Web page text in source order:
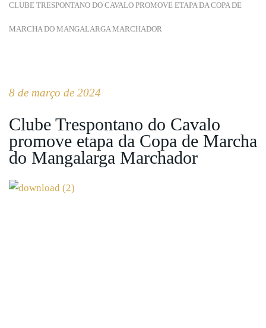
CLUBE TRESPONTANO DO CAVALO PROMOVE ETAPA DA COPA DE
MARCHA DO MANGALARGA MARCHADOR
8 de março de 2024
Clube Trespontano do Cavalo
promove etapa da Copa de Marcha
do Mangalarga Marchador